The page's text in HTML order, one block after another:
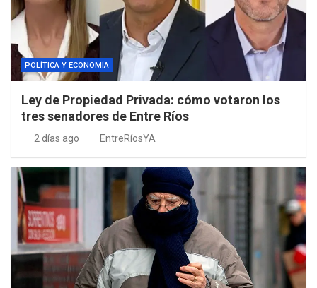
POLÍTICA Y ECONOMÍA
Ley de Propiedad Privada: cómo votaron los
tres senadores de Entre Ríos
2 días ago EntreRíosYA